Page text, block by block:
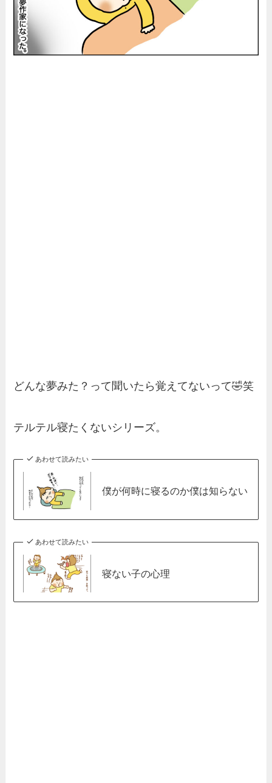
どんな夢みた？って聞いたら覚えてないって🤣笑
テルテル寝たくないシリーズ。
あわせて読みたい
僕が何時に寝るのか僕は知らない
あわせて読みたい
寝ない子の心理